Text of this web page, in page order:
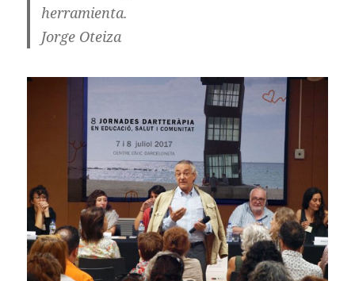
herramienta.
Jorge Oteiza